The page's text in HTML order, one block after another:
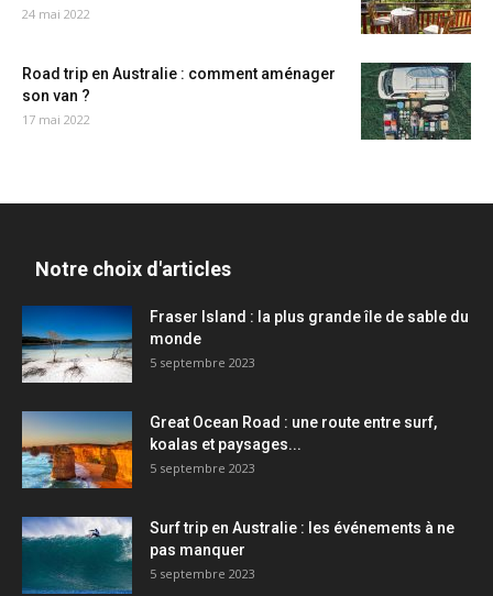
24 mai 2022
Road trip en Australie : comment aménager
son van ?
17 mai 2022
Notre choix d'articles
Fraser Island : la plus grande île de sable du
monde
5 septembre 2023
Great Ocean Road : une route entre surf,
koalas et paysages...
5 septembre 2023
Surf trip en Australie : les événements à ne
pas manquer
5 septembre 2023